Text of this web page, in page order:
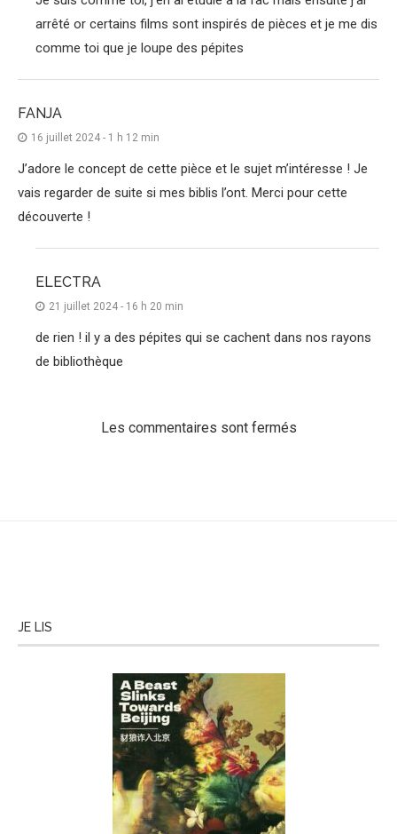
arrêté or certains films sont inspirés de pièces et je me dis
comme toi que je loupe des pépites
FANJA
16 juillet 2024 - 1 h 12 min
J’adore le concept de cette pièce et le sujet m’intéresse ! Je
vais regarder de suite si mes biblis l’ont. Merci pour cette
découverte !
ELECTRA
21 juillet 2024 - 16 h 20 min
de rien ! il y a des pépites qui se cachent dans nos rayons
de bibliothèque
Les commentaires sont fermés
JE LIS